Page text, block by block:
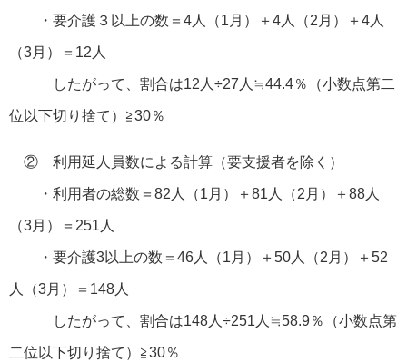
・要介護３以上の数＝4人（1月）＋4人（2月）＋4人
（3月）＝12人
したがって、割合は12人÷27人≒44.4％（小数点第二
位以下切り捨て）≧30％
② 利用延人員数による計算（要支援者を除く）
・利用者の総数＝82人（1月）＋81人（2月）＋88人
（3月）＝251人
・要介護3以上の数＝46人（1月）＋50人（2月）＋52
人（3月）＝148人
したがって、割合は148人÷251人≒58.9％（小数点第
二位以下切り捨て）≧30％